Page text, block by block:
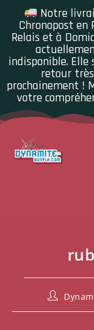
Notre
Chronopost en
Relais et à
indisponible. Elle
retour très
prochainement !
votre